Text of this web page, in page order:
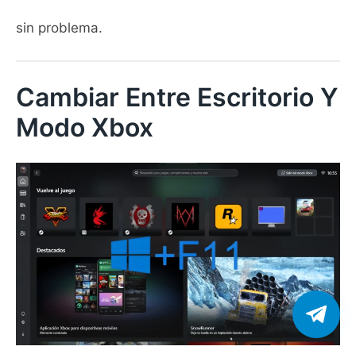
sin problema.
Cambiar Entre Escritorio Y
Modo Xbox